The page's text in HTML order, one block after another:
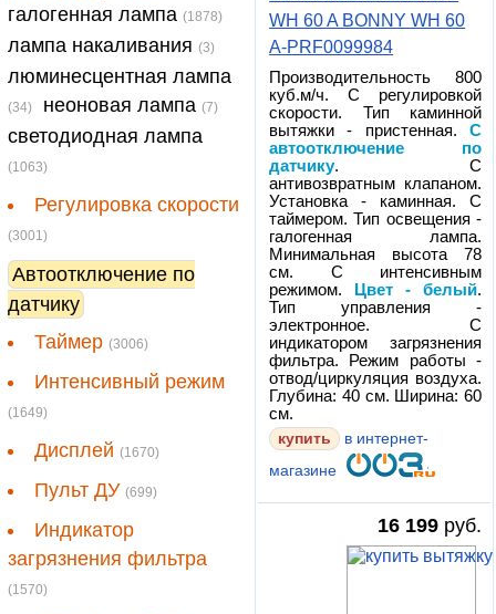
галогенная лампа (1878)
лампа накаливания (3)
люминесцентная лампа
(34) неоновая лампа (7)
светодиодная лампа
(1063)
Регулировка скорости
(3001)
Автоотключение по
датчику
Таймер (3006)
Интенсивный режим
(1649)
Дисплей (1670)
Пульт ДУ (699)
Индикатор
загрязнения фильтра
(1570)
WH 60 A BONNY WH 60
A-PRF0099984
Производительность 800
куб.м/ч. С регулировкой
скорости. Тип каминной
вытяжки - пристенная.С
автоотключение по
датчику. С
антивозвратным клапаном.
Установка - каминная. С
таймером. Тип освещения -
галогенная лампа.
Минимальная высота 78
см. С интенсивным
режимом.
Цвет - белый.
Тип управления -
электронное. С
индикатором загрязнения
фильтра. Режим работы -
отвод/циркуляция воздуха.
Глубина: 40 см. Ширина: 60
см.
купить
в интернет-
магазине
16 199 руб.